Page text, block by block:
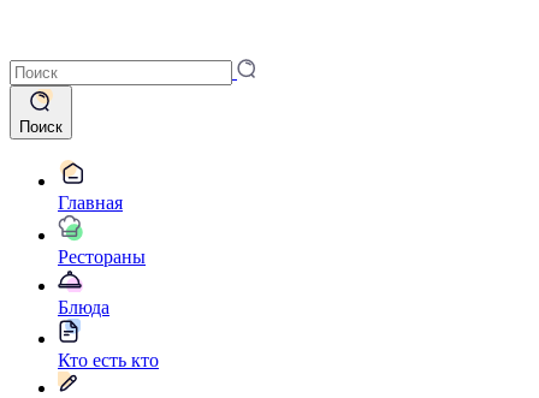
Поиск
Главная
Рестораны
Блюда
Кто есть кто